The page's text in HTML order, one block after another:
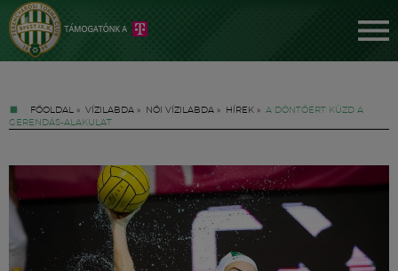
FŐOLDAL » VÍZILABDA » NŐI VÍZILABDA » HÍREK » A DÖNTŐÉRT KÜZD A
GERENDÁS-ALAKULAT
Jegyek